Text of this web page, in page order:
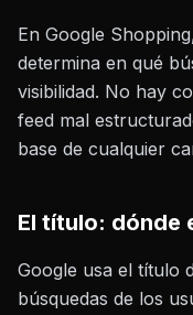
En Google
determina en qué
visibilidad. No hay
feed mal
base de cualquier
El título: dónde
Google usa el título
búsquedas de los